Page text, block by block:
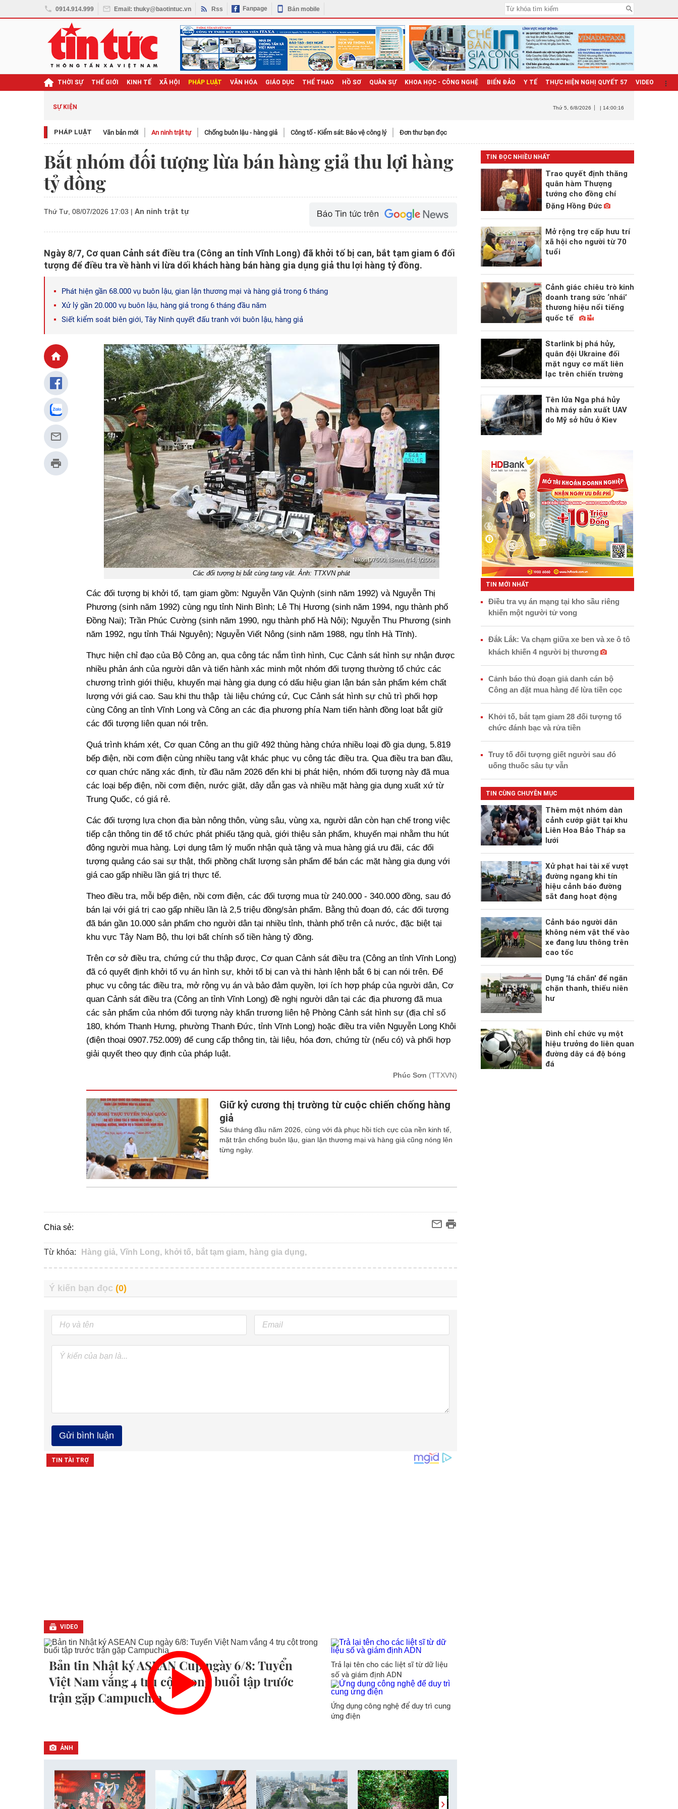
0914.914.999 Email: thuky@baotintuc.vn Rss Fanpage Bản mobile
THỜI SỰ THẾ GIỚI KINH TẾ XÃ HỘI PHÁP LUẬT VĂN HÓA GIÁO DỤC THỂ THAO HỒ SƠ QUÂN SỰ KHOA HỌC - CÔNG NGHỆ BIỂN ĐẢO Y TẾ THỰC HIỆN NGHỊ QUYẾT 57 VIDEO
SỰ KIỆN Thứ 5 , 6/8/2026 | 14:00:17
PHÁP LUẬT Văn bản mới An ninh trật tự Chống buôn lậu - hàng giả Công tố - Kiểm sát: Bảo vệ công lý Đơn thư bạn đọc
Bắt nhóm đối tượng lừa bán hàng giả thu lợi hàng
tỷ đồng
Thứ Tư, 08/07/2026 17:03 | An ninh trật tự
Ngày 8/7, Cơ quan Cảnh sát điều tra (Công an tỉnh Vĩnh Long) đã khởi tố bị can, bắt tạm giam 6 đối
tượng để điều tra về hành vi lừa dối khách hàng bán hàng gia dụng giả thu lợi hàng tỷ đồng.
Phát hiện gần 68.000 vụ buôn lậu, gian lận thương mại và hàng giả trong 6 tháng
Xử lý gần 20.000 vụ buôn lậu, hàng giả trong 6 tháng đầu năm
Siết kiểm soát biên giới, Tây Ninh quyết đấu tranh với buôn lậu, hàng giả
Các đối tượng bị bắt cùng tang vật. Ảnh: TTXVN phát
Các đối tượng bị khởi tố, tạm giam gồm: Nguyễn Văn Quỳnh (sinh năm 1992) và Nguyễn Thị
Phương (sinh năm 1992) cùng ngụ tỉnh Ninh Bình; Lê Thị Hương (sinh năm 1994, ngụ thành phố
Đồng Nai); Trần Phúc Cường (sinh năm 1990, ngụ thành phố Hà Nội); Nguyễn Thu Phương (sinh
năm 1992, ngụ tỉnh Thái Nguyên); Nguyễn Viết Nông (sinh năm 1988, ngụ tỉnh Hà Tĩnh).
Thực hiện chỉ đạo của Bộ Công an, qua công tác nắm tình hình, Cục Cảnh sát hình sự nhận được
nhiều phản ánh của người dân và tiến hành xác minh một nhóm đối tượng thường tổ chức các
chương trình giới thiệu, khuyến mại hàng gia dụng có dấu hiệu gian lận bán sản phẩm kém chất
lượng với giá cao. Sau khi thu thập tài liệu chứng cứ, Cục Cảnh sát hình sự chủ trì phối hợp
cùng Công an tỉnh Vĩnh Long và Công an các địa phương phía Nam tiến hành đồng loạt bắt giữ
các đối tượng liên quan nói trên.
Quá trình khám xét, Cơ quan Công an thu giữ 492 thùng hàng chứa nhiều loại đồ gia dụng, 5.819
bếp điện, nồi cơm điện cùng nhiều tang vật khác phục vụ công tác điều tra. Qua điều tra ban đầu,
cơ quan chức năng xác định, từ đầu năm 2026 đến khi bị phát hiện, nhóm đối tượng này đã mua
các loại bếp điện, nồi cơm điện, nước giặt, dây dẫn gas và nhiều mặt hàng gia dụng xuất xứ từ
Trung Quốc, có giá rẻ.
Các đối tượng lựa chọn địa bàn nông thôn, vùng sâu, vùng xa, người dân còn hạn chế trong việc
tiếp cận thông tin để tổ chức phát phiếu tặng quà, giới thiệu sản phẩm, khuyến mại nhằm thu hút
đông người mua hàng. Lợi dụng tâm lý muốn nhận quà tặng và mua hàng giá ưu đãi, các đối
tượng quảng cáo sai sự thật, thổi phồng chất lượng sản phẩm để bán các mặt hàng gia dụng với
giá cao gấp nhiều lần giá trị thực tế.
Theo điều tra, mỗi bếp điện, nồi cơm điện, các đối tượng mua từ 240.000 - 340.000 đồng, sau đó
bán lại với giá trị cao gấp nhiều lần là 2,5 triệu đồng/sản phẩm. Bằng thủ đoạn đó, các đối tượng
đã bán gần 10.000 sản phẩm cho người dân tại nhiều tỉnh, thành phố trên cả nước, đặc biệt tại
khu vực Tây Nam Bộ, thu lợi bất chính số tiền hàng tỷ đồng.
Trên cơ sở điều tra, chứng cứ thu thập được, Cơ quan Cảnh sát điều tra (Công an tỉnh Vĩnh Long)
đã có quyết định khởi tố vụ án hình sự, khởi tố bị can và thi hành lệnh bắt 6 bị can nói trên. Để
phục vụ công tác điều tra, mở rộng vụ án và bảo đảm quyền, lợi ích hợp pháp của người dân, Cơ
quan Cảnh sát điều tra (Công an tỉnh Vĩnh Long) đề nghị người dân tại các địa phương đã mua
các sản phẩm của nhóm đối tượng này khẩn trương liên hệ Phòng Cảnh sát hình sự (địa chỉ số
180, khóm Thanh Hưng, phường Thanh Đức, tỉnh Vĩnh Long) hoặc điều tra viên Nguyễn Long Khôi
(điện thoại 0907.752.009) để cung cấp thông tin, tài liệu, hóa đơn, chứng từ (nếu có) và phối hợp
giải quyết theo quy định của pháp luật.
Phúc Sơn (TTXVN)
Giữ kỷ cương thị trường từ cuộc chiến chống hàng
giả
Sáu tháng đầu năm 2026, cùng với đà phục hồi tích cực của nền kinh tế,
mặt trận chống buôn lậu, gian lận thương mại và hàng giả cũng nóng lên
từng ngày.
Chia sẻ:
Từ khóa: Hàng giả, Vĩnh Long, khởi tố, bắt tạm giam, hàng gia dụng,
VIDEO
Bản tin Nhật ký ASEAN Cup ngày 6/8: Tuyển
Việt Nam vắng 4 trụ cột trong buổi tập trước
trận gặp Campuchia
Trả lại tên cho các liệt sĩ từ dữ liệu
số và giám định ADN
Ứng dụng công nghệ để duy trì cung
ứng điện
ẢNH
TIN ĐỌC NHIỀU NHẤT
Trao quyết định thăng
quân hàm Thượng
tướng cho đồng chí
Đặng Hồng Đức
Mở rộng trợ cấp hưu trí
xã hội cho người từ 70
tuổi
Cảnh giác chiêu trò kinh
doanh trang sức ‘nhái’
thương hiệu nổi tiếng
quốc tế
Starlink bị phá hủy,
quân đội Ukraine đối
mặt nguy cơ mất liên
lạc trên chiến trường
Tên lửa Nga phá hủy
nhà máy sản xuất UAV
do Mỹ sở hữu ở Kiev
TIN MỚI NHẤT
Điều tra vụ án mạng tại kho sầu riêng
khiến một người tử vong
Đắk Lắk: Va chạm giữa xe ben và xe ô tô
khách khiến 4 người bị thương
Cảnh báo thủ đoạn giả danh cán bộ
Công an đặt mua hàng để lừa tiền cọc
Khởi tố, bắt tạm giam 28 đối tượng tổ
chức đánh bạc và rửa tiền
Truy tố đối tượng giết người sau đó
uống thuốc sâu tự vẫn
TIN CÙNG CHUYÊN MỤC
Thêm một nhóm dàn
cảnh cướp giật tại khu
Liên Hoa Bảo Tháp sa
lưới
Xử phạt hai tài xế vượt
đường ngang khi tín
hiệu cảnh báo đường
sắt đang hoạt động
Cảnh báo người dân
không ném vật thể vào
xe đang lưu thông trên
cao tốc
Dựng 'lá chắn' để ngăn
chặn thanh, thiếu niên
hư
Đình chỉ chức vụ một
hiệu trưởng do liên quan
đường dây cá độ bóng
đá